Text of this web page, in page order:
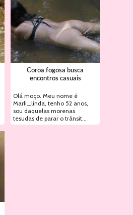
Coroa fogosa busca
encontros casuais
Olá moço. Meu nome é
Marli_linda, tenho 52 anos,
sou daquelas morenas
tesudas de parar o trânsit...